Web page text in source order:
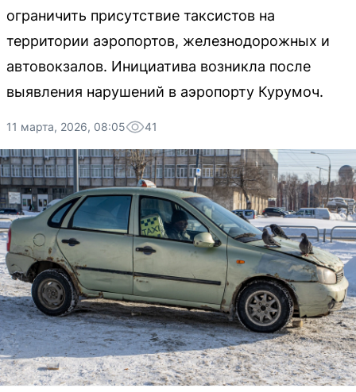
ограничить присутствие таксистов на
территории аэропортов, железнодорожных и
автовокзалов. Инициатива возникла после
выявления нарушений в аэропорту Курумоч.
11 марта, 2026, 08:05 41